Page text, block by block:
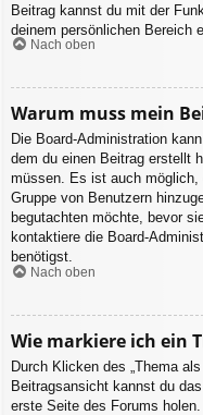
Beitrag kannst du mit der
deinem persönlichen Bereich
Nach oben
Warum muss mein
Die Board-Administration
dem du einen Beitrag erstellt
müssen. Es ist auch
Gruppe von Benutzern
begutachten möchte, bevor
kontaktiere die Board-
benötigst.
Nach oben
Wie markiere ich ein
Durch Klicken des „Thema
Beitragsansicht kannst du
erste Seite des Forums